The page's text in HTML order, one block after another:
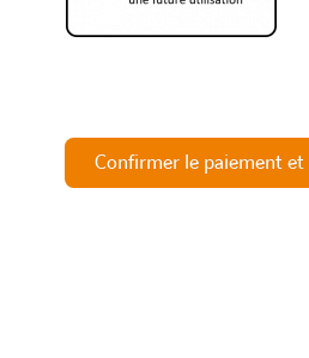
Confirmer le paiement